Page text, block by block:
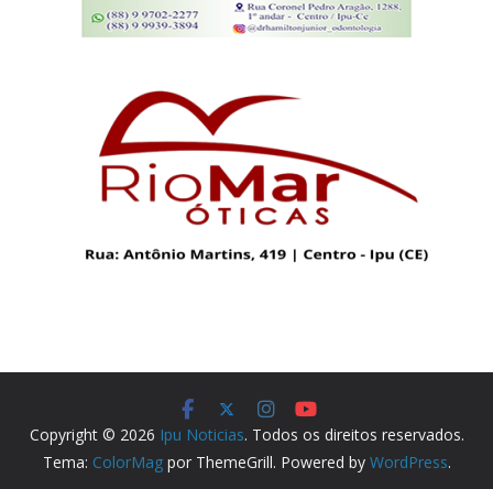
Copyright © 2026 Ipu Noticias. Todos os direitos reservados.
Tema: ColorMagpor ThemeGrill. Powered by WordPress.